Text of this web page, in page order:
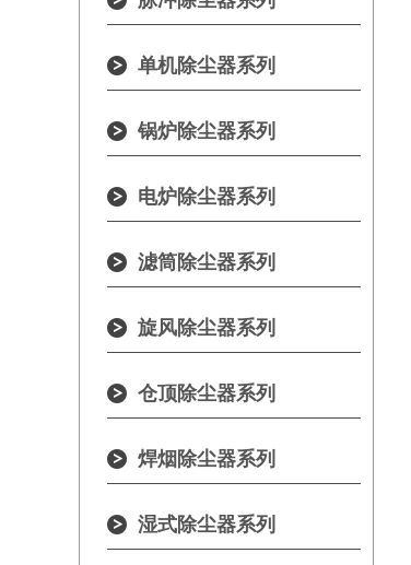
单机除尘器系列
锅炉除尘器系列
电炉除尘器系列
滤筒除尘器系列
旋风除尘器系列
仓顶除尘器系列
焊烟除尘器系列
湿式除尘器系列